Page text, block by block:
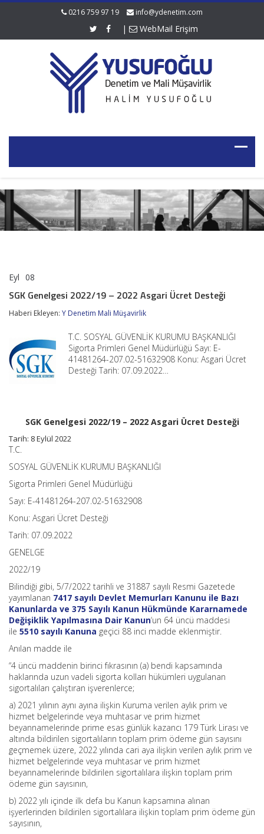
0216 759 97 19 info@ydenetim.com
| WebMail Erişim
Eyl 08
2022/19
2022
Ücret
Desteği
için
SGK Genelgesi 2022/19 – 2022 Asgari Ücret Desteği
Haberi Ekleyen: Y Denetim Mali Müşavirlik
T.C. SOSYAL GÜVENLİK KURUMU BAŞKANLIĞI
Sigorta Primleri Genel Müdürlüğü Sayı: E-
41481264-207.02-51632908 Konu: Asgari Ücret
Desteği Tarih: 07.09.2022…
SGK Genelgesi 2022/19 – 2022 Asgari Ücret Desteği
Tarih: 8 Eylül 2022
T.C.
SOSYAL GÜVENLİK KURUMU BAŞKANLIĞI
Sigorta Primleri Genel Müdürlüğü
Sayı: E-41481264-207.02-51632908
Konu: Asgari Ücret Desteği
Tarih: 07.09.2022
GENELGE
2022/19
Bilindiği gibi, 5/7/2022 tarihli ve 31887 sayılı Resmi Gazetede
yayımlanan 7417 sayılı Devlet Memurları Kanunu ile Bazı
Kanunlarda ve 375 Sayılı Kanun Hükmünde Kararnamede
Değişiklik Yapılmasına Dair Kanun‘un 64 üncü maddesi
ile 5510 sayılı Kanuna geçici 88 inci madde eklenmiştir.
Anılan madde ile
“4 üncü maddenin birinci fıkrasının (a) bendi kapsamında
haklarında uzun vadeli sigorta kolları hükümleri uygulanan
sigortalıları çalıştıran işverenlerce;
a) 2021 yılının aynı ayına ilişkin Kuruma verilen aylık prim ve
hizmet belgelerinde veya muhtasar ve prim hizmet
beyannamelerinde prime esas günlük kazancı 179 Türk Lirası ve
altında bildirilen sigortalıların toplam prim ödeme gün sayısını
geçmemek üzere, 2022 yılında cari aya ilişkin verilen aylık prim ve
hizmet belgelerinde veya muhtasar ve prim hizmet
beyannamelerinde bildirilen sigortalılara ilişkin toplam prim
ödeme gün sayısının,
b) 2022 yılı içinde ilk defa bu Kanun kapsamına alınan
işyerlerinden bildirilen sigortalılara ilişkin toplam prim ödeme gün
sayısının,